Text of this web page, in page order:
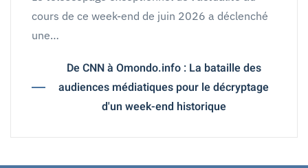
cours de ce week-end de juin 2026 a déclenché
une…
De CNN à Omondo.info : La bataille des
audiences médiatiques pour le décryptage
d'un week-end historique